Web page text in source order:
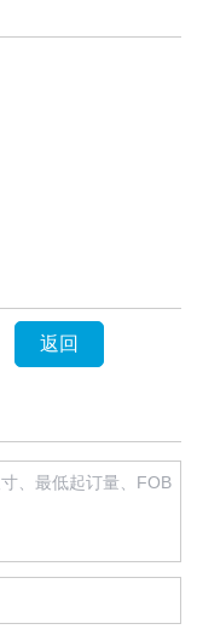
返回